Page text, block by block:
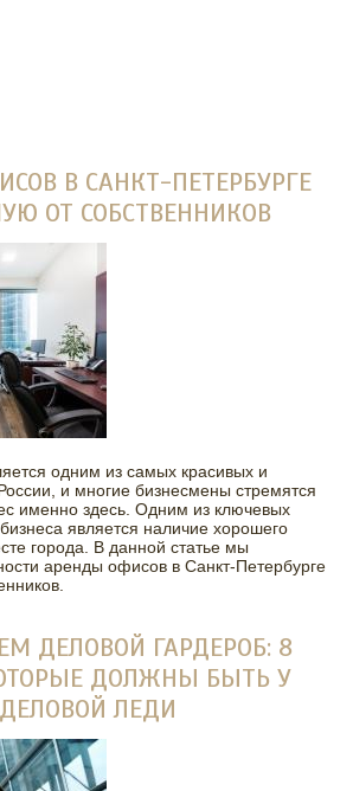
В САНКТ-ПЕТЕРБУРГЕ
ОТ СОБСТВЕННИКОВ
одним из самых красивых и
и многие бизнесмены стремятся
именно здесь. Одним из ключевых
является наличие хорошего
города. В данной статье мы
аренды офисов в Санкт-Петербурге
ДЕЛОВОЙ ГАРДЕРОБ: 8
ДОЛЖНЫ БЫТЬ У
ДЕЛОВОЙ ЛЕДИ